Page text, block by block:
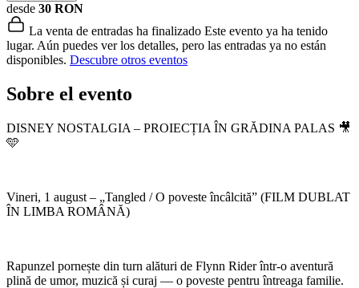
desde 30 RON
La venta de entradas ha finalizado Este evento ya ha tenido
lugar. Aún puedes ver los detalles, pero las entradas ya no están
disponibles. Descubre otros eventos
Sobre el evento
DISNEY NOSTALGIA – PROIECȚIA ÎN GRĂDINA PALAS 🎥
🩵
Vineri, 1 august – „Tangled / O poveste încâlcită” (FILM DUBLAT
ÎN LIMBA ROMÂNĂ)
Rapunzel pornește din turn alături de Flynn Rider într-o aventură
plină de umor, muzică și curaj — o poveste pentru întreaga familie.